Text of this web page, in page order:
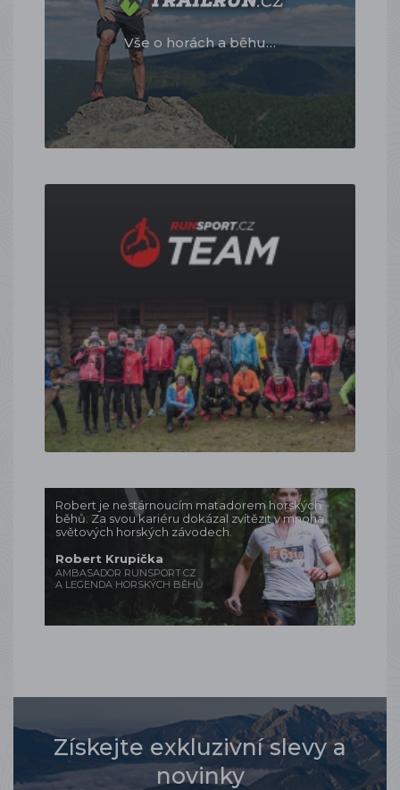
Vše o horách a běhu…
Robert je nestárnoucím matadorem horských
běhů. Za svou kariéru dokázal zvítězit v mnoha
světových horských závodech.
Robert Krupička
AMBASADOR RUNSPORT.CZ
A LEGENDA HORSKÝCH BĚHŮ
Získejte exkluzivní slevy a
novinky